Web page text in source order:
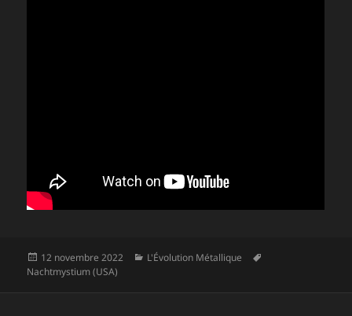
Publié
le
12 novembre 2022 Catégories
L'Évolution Métallique
Nachtmystium (USA)